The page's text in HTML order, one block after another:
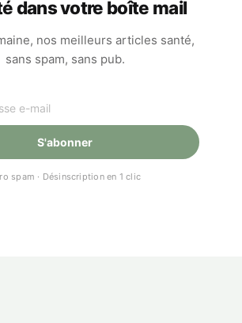
dans votre boîte mail
nos meilleurs articles santé,
sans spam, sans pub.
S'abonner
spam · Désinscription en 1 clic